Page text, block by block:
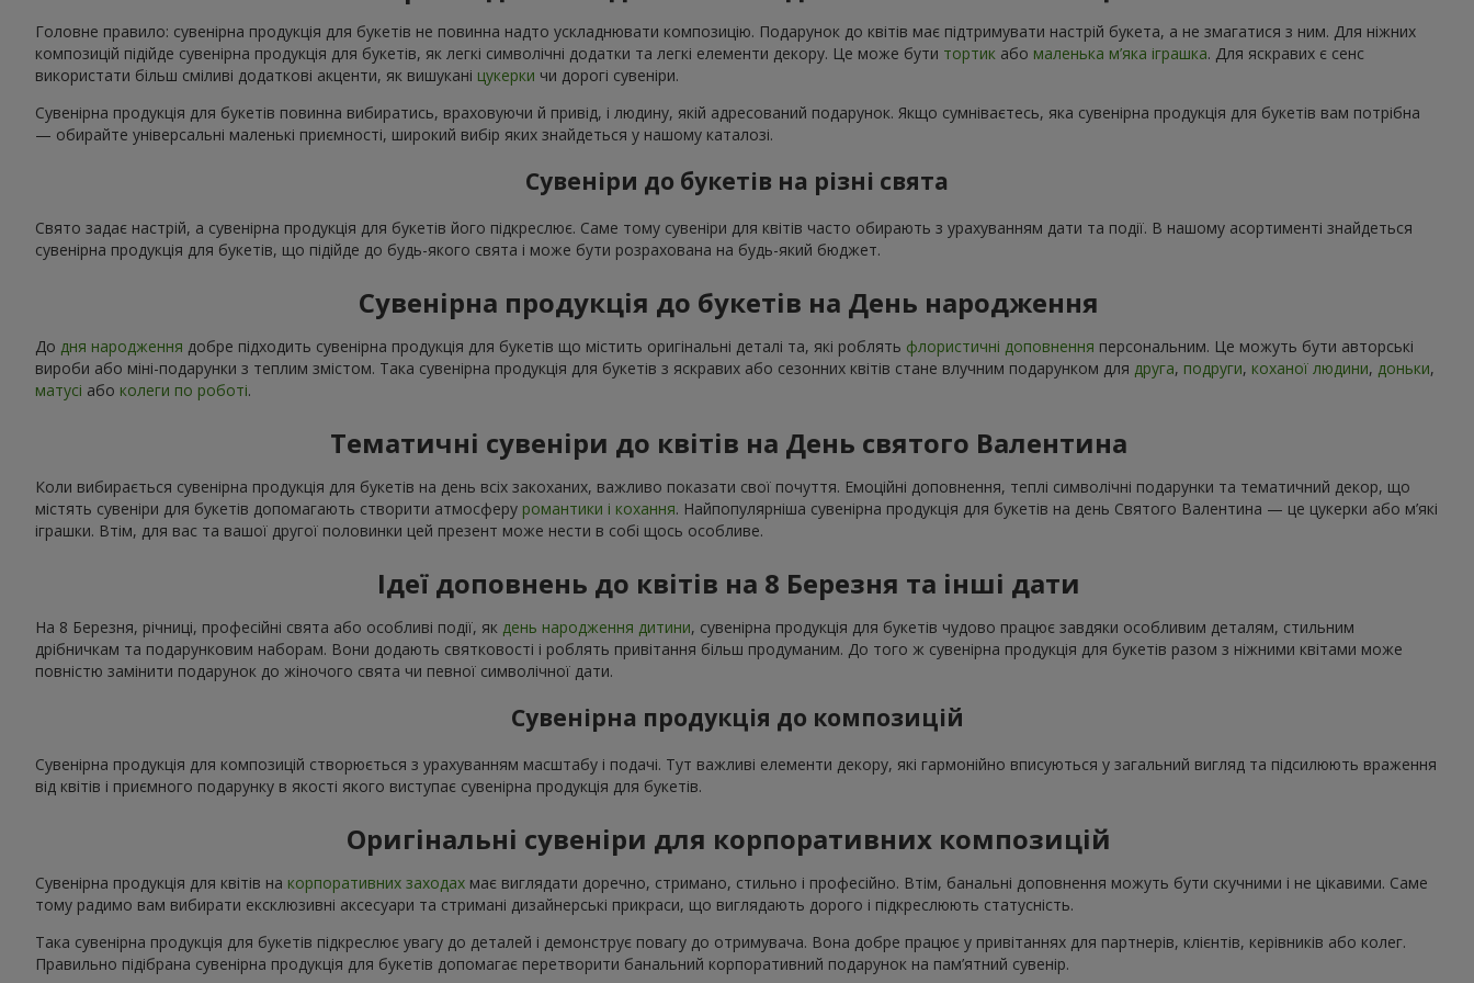
Головне правило: сувенірна продукція для букетів не повинна надто ускладнювати композицію. Подарунок до квітів має підтримувати настрій букета, а не змагатися з ним. Для ніжних
композицій підійде сувенірна продукція для букетів, як легкі символічні додатки та легкі елементи декору. Це може бути тортик або маленька м’яка іграшка. Для яскравих є сенс
використати більш сміливі додаткові акценти, як вишукані цукерки чи дорогі сувеніри.
Сувенірна продукція для букетів повинна вибиратись, враховуючи й привід, і людину, якій адресований подарунок. Якщо сумніваєтесь, яка сувенірна продукція для букетів вам потрібна
— обирайте універсальні маленькі приємності, широкий вибір яких знайдеться у нашому каталозі.
Сувеніри до букетів на різні свята
Свято задає настрій, а сувенірна продукція для букетів його підкреслює. Саме тому сувеніри для квітів часто обирають з урахуванням дати та події. В нашому асортименті знайдеться
сувенірна продукція для букетів, що підійде до будь-якого свята і може бути розрахована на будь-який бюджет.
Сувенірна продукція до букетів на День народження
До дня народження добре підходить сувенірна продукція для букетів що містить оригінальні деталі та, які роблять флористичні доповнення персональним. Це можуть бути авторські
вироби або міні-подарунки з теплим змістом. Така сувенірна продукція для букетів з яскравих або сезонних квітів стане влучним подарунком для друга, подруги, коханої людини, доньки,
матусі або колеги по роботі.
Тематичні сувеніри до квітів на День святого Валентина
Коли вибирається сувенірна продукція для букетів на день всіх закоханих, важливо показати свої почуття. Емоційні доповнення, теплі символічні подарунки та тематичний декор, що
містять сувеніри для букетів допомагають створити атмосферу романтики і кохання. Найпопулярніша сувенірна продукція для букетів на день Святого Валентина — це цукерки або м’які
іграшки. Втім, для вас та вашої другої половинки цей презент може нести в собі щось особливе.
Ідеї доповнень до квітів на 8 Березня та інші дати
На 8 Березня, річниці, професійні свята або особливі події, як день народження дитини, сувенірна продукція для букетів чудово працює завдяки особливим деталям, стильним
дрібничкам та подарунковим наборам. Вони додають святковості і роблять привітання більш продуманим. До того ж сувенірна продукція для букетів разом з ніжними квітами може
повністю замінити подарунок до жіночого свята чи певної символічної дати.
Сувенірна продукція до композицій
Сувенірна продукція для композицій створюється з урахуванням масштабу і подачі. Тут важливі елементи декору, які гармонійно вписуються у загальний вигляд та підсилюють враження
від квітів і приємного подарунку в якості якого виступає сувенірна продукція для букетів.
Оригінальні сувеніри для корпоративних композицій
Сувенірна продукція для квітів на корпоративних заходах має виглядати доречно, стримано, стильно і професійно. Втім, банальні доповнення можуть бути скучними і не цікавими. Саме
тому радимо вам вибирати ексклюзивні аксесуари та стримані дизайнерські прикраси, що виглядають дорого і підкреслюють статусність.
Така сувенірна продукція для букетів підкреслює увагу до деталей і демонструє повагу до отримувача. Вона добре працює у привітаннях для партнерів, клієнтів, керівників або колег.
Правильно підібрана сувенірна продукція для букетів допомагає перетворити банальний корпоративний подарунок на пам’ятний сувенір.